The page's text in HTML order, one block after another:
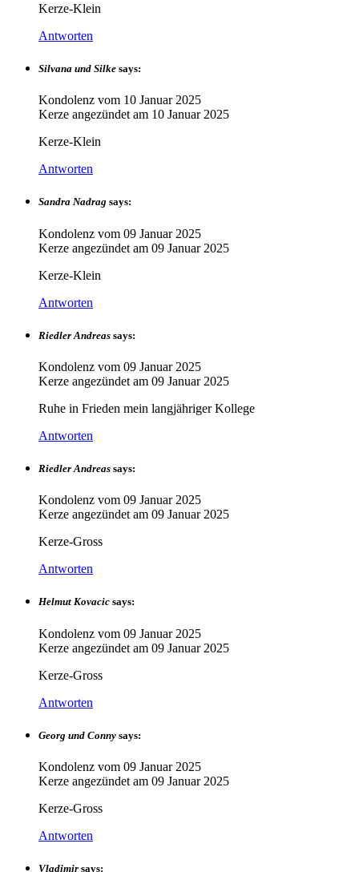
Kerze-Klein
Antworten
Silvana und Silke says:
Kondolenz vom 10 Januar 2025
Kerze angezündet am 10 Januar 2025
Kerze-Klein
Antworten
Sandra Nadrag says:
Kondolenz vom 09 Januar 2025
Kerze angezündet am 09 Januar 2025
Kerze-Klein
Antworten
Riedler Andreas says:
Kondolenz vom 09 Januar 2025
Kerze angezündet am 09 Januar 2025
Ruhe in Frieden mein langjähriger Kollege
Antworten
Riedler Andreas says:
Kondolenz vom 09 Januar 2025
Kerze angezündet am 09 Januar 2025
Kerze-Gross
Antworten
Helmut Kovacic says:
Kondolenz vom 09 Januar 2025
Kerze angezündet am 09 Januar 2025
Kerze-Gross
Antworten
Georg und Conny says:
Kondolenz vom 09 Januar 2025
Kerze angezündet am 09 Januar 2025
Kerze-Gross
Antworten
Vladimir says: